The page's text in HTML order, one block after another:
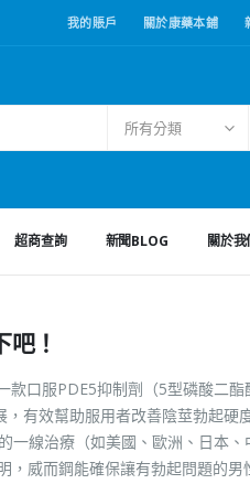
我的賬戶 關於康藥本鋪
所有分類
超商查詢 新聞BLOG 關於我
！
口服PDE5抑制劑（5型磷酸二
有效幫助服用者改善陰莖勃起硬
線治療（如美國、歐洲、日本
威而鋼能確保讓有勃起問題的